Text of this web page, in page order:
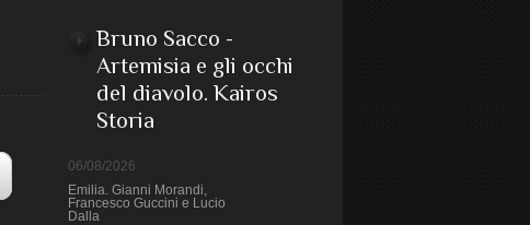
Bruno Sacco -
Artemisia e gli occhi
del diavolo. Kairos
Storia
06/08/2026
Emilia. Gianni Morandi,
Francesco Guccini e Lucio
Dalla